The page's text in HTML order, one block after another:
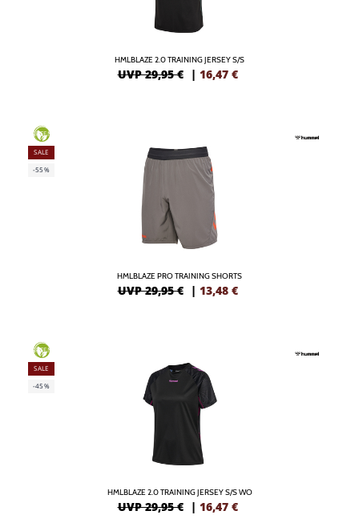
HMLBLAZE 2.0 TRAINING JERSEY S/S
UVP 29,95 € | 16,47 €
GREEN
SALE
-55%
HMLBLAZE PRO TRAINING SHORTS
UVP 29,95 € | 13,48 €
GREEN
SALE
-45%
HMLBLAZE 2.0 TRAINING JERSEY S/S WO
UVP 29,95 € | 16,47 €